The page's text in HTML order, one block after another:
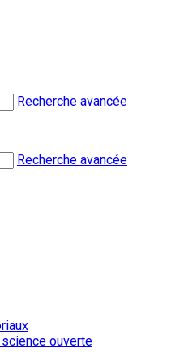
Recherche avancée
Recherche avancée
ouverte